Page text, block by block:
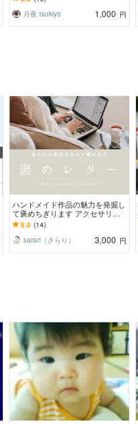
月夜 tsukiyo
1,000 円
ハンドメイド作品の魅力を発掘し
て褒めちぎります アクセサリ
ー、イラスト、写真を拝見し「褒
めレター」を届けます
5.0 (14)
sarari（さらり）
3,000 円